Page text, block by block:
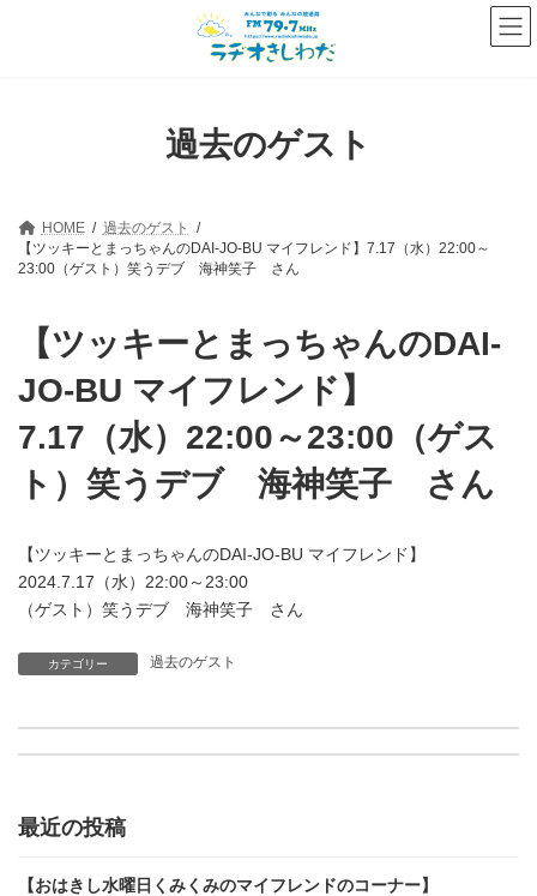
過去のゲスト
HOME
過去のゲスト
【ツッキーとまっちゃんのDAI-JO-BU マイフレンド】7.17（水）22:00～
23:00（ゲスト）笑うデブ 海神笑子 さん
【ツッキーとまっちゃんのDAI-
JO-BU マイフレンド】
7.17（水）22:00～23:00（ゲス
ト）笑うデブ 海神笑子 さん
【ツッキーとまっちゃんのDAI-JO-BU マイフレンド】
2024.7.17（水）22:00～23:00
（ゲスト）笑うデブ 海神笑子 さん
カテゴリー 過去のゲスト
【おしゃべりカフェ Sparkling Smile】7.16（火）16:00～18:00/16時台:今週の占い KIYOMIさん（ゲスト）打楽器奏者 阿部智子さん ことばあつめのあつこトバさん/17時台いずみ美酒めぐり
最近の投稿
【おはきし水曜日くみくみのマイフレンドのコーナー】